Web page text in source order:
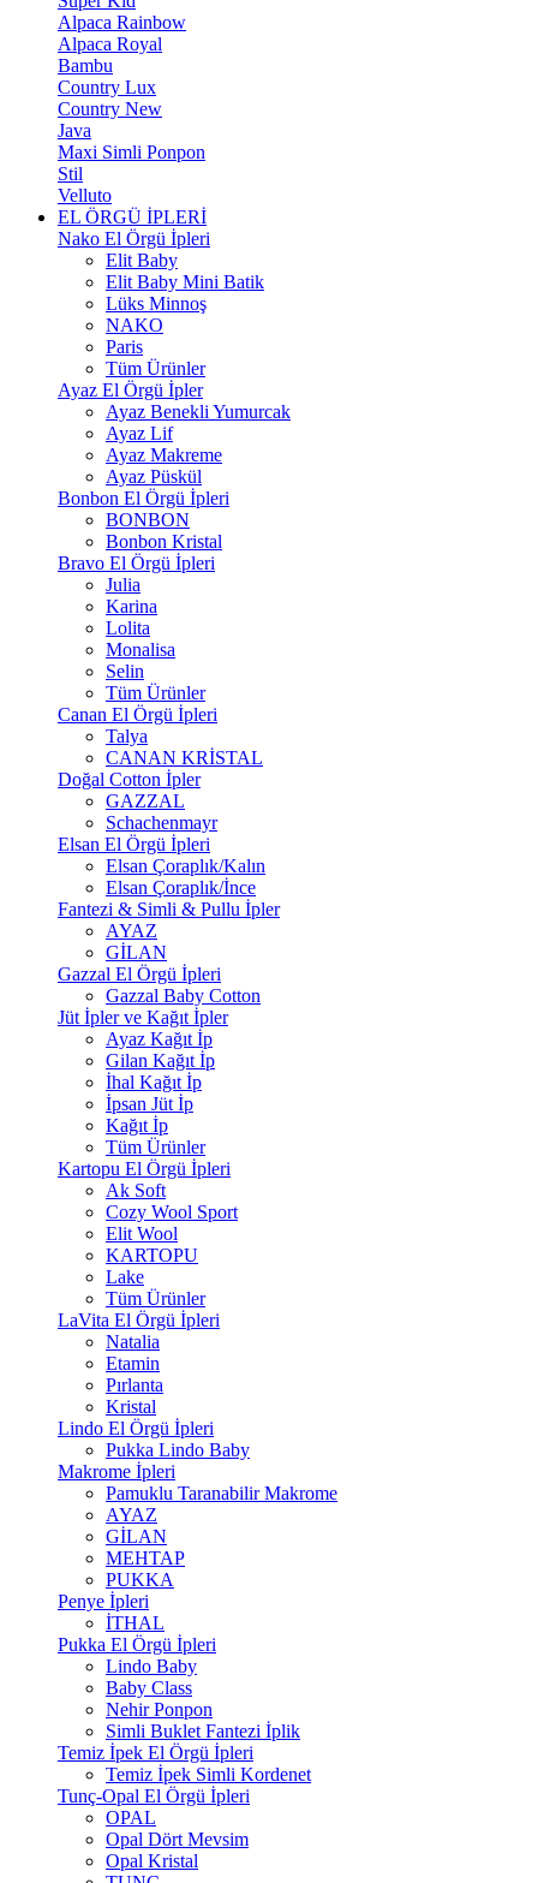
Alpaca Rainbow
Alpaca Royal
Bambu
Country Lux
Country New
Java
Maxi Simli Ponpon
Stil
Velluto
EL ÖRGÜ İPLERİ
Nako El Örgü İpleri
Elit Baby
Elit Baby Mini Batik
Lüks Minnoş
NAKO
Paris
Tüm Ürünler
Ayaz El Örgü İpler
Ayaz Benekli Yumurcak
Ayaz Lif
Ayaz Makreme
Ayaz Püskül
Bonbon El Örgü İpleri
BONBON
Bonbon Kristal
Bravo El Örgü İpleri
Julia
Karina
Lolita
Monalisa
Selin
Tüm Ürünler
Canan El Örgü İpleri
Talya
CANAN KRİSTAL
Doğal Cotton İpler
GAZZAL
Schachenmayr
Elsan El Örgü İpleri
Elsan Çoraplık/Kalın
Elsan Çoraplık/İnce
Fantezi & Simli & Pullu İpler
AYAZ
GİLAN
Gazzal El Örgü İpleri
Gazzal Baby Cotton
Jüt İpler ve Kağıt İpler
Ayaz Kağıt İp
Gilan Kağıt İp
İhal Kağıt İp
İpsan Jüt İp
Kağıt İp
Tüm Ürünler
Kartopu El Örgü İpleri
Ak Soft
Cozy Wool Sport
Elit Wool
KARTOPU
Lake
Tüm Ürünler
LaVita El Örgü İpleri
Natalia
Etamin
Pırlanta
Kristal
Lindo El Örgü İpleri
Pukka Lindo Baby
Makrome İpleri
Pamuklu Taranabilir Makrome
AYAZ
GİLAN
MEHTAP
PUKKA
Penye İpleri
İTHAL
Pukka El Örgü İpleri
Lindo Baby
Baby Class
Nehir Ponpon
Simli Buklet Fantezi İplik
Temiz İpek El Örgü İpleri
Temiz İpek Simli Kordenet
Tunç-Opal El Örgü İpleri
OPAL
Opal Dört Mevsim
Opal Kristal